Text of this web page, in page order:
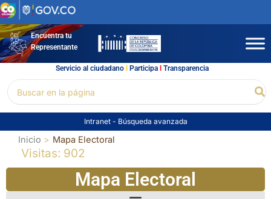
Ir
al
contenidoEncuentra tu
Representante
Servicio al ciudadano l Participal Transparencia
por:
Intranet - Búsqueda avanzada
Inicio Mapa Electoral
Visitas: 902
Mapa Electoral